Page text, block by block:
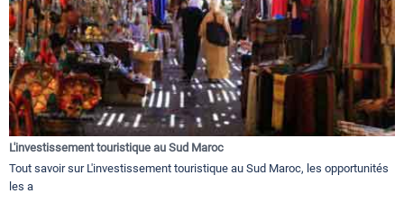
L'investissement touristique au Sud Maroc
Tout savoir sur L'investissement touristique au Sud Maroc, les opportunités
les a